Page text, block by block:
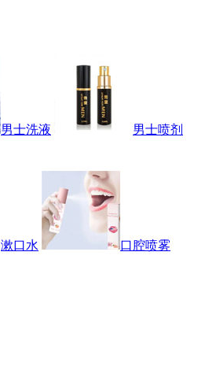
男士洗液
男士喷剂
漱口水
口腔喷雾